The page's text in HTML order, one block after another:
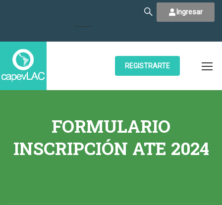
Ingresar
REGISTRARTE
FORMULARIO
INSCRIPCIÓN ATE 2024